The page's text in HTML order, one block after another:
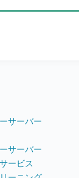
サーバー
サーバー
ービス